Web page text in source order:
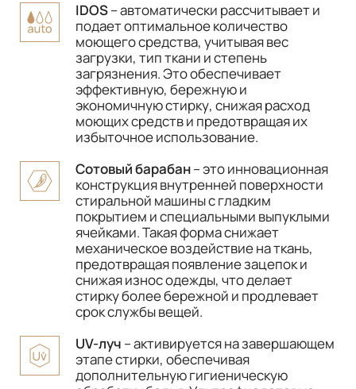
IDOS– автоматически рассчитывает и
подает оптимальное количество
моющего средства, учитывая вес
загрузки, тип ткани и степень
загрязнения. Это обеспечивает
эффективную, бережную и
экономичную стирку, снижая расход
моющих средств и предотвращая их
избыточное использование.
Сотовый барабан– это инновационная
конструкция внутренней поверхности
стиральной машины с гладким
покрытием и специальными выпуклыми
ячейками. Такая форма снижает
механическое воздействие на ткань,
предотвращая появление зацепок и
снижая износ одежды, что делает
стирку более бережной и продлевает
срок службы вещей.
UV-луч – активируется на завершающем
этапе стирки, обеспечивая
дополнительную гигиеническую